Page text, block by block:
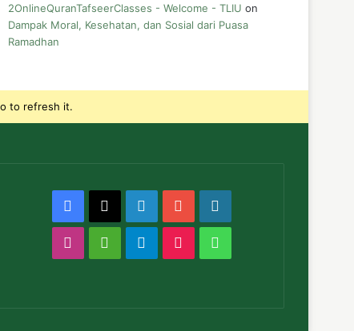
2OnlineQuranTafseerClasses - Welcome - TLIU on
Dampak Moral, Kesehatan, dan Sosial dari Puasa
Ramadhan
to refresh it.
Facebook LinkedInYouTube
Instagram
MediumTelegramTikTok